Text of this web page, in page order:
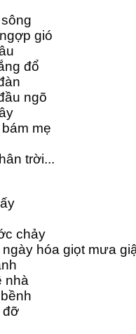
gió
đổ
ngõ
mẹ
trời...
chảy
hóa giọt mưa
nhà
đỡ